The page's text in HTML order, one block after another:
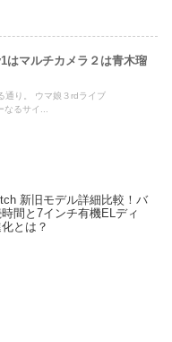
はマルチカメラ２は青木瑠
通り。 ウマ娘３rdライブ
るサイ...
新旧モデル詳細比較！バ
間と7インチ有機ELディ
とは？